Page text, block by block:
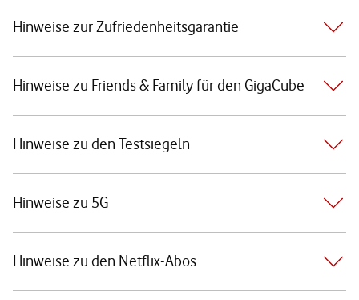
Hinweise zur Zufriedenheitsgarantie
Hinweise zu Friends & Family für den GigaCube
Hinweise zu den Testsiegeln
Hinweise zu 5G
Hinweise zu den Netflix-Abos